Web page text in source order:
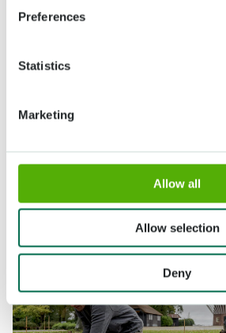
Preferences
Statistics
Marketing
Allow all
Allow selection
Deny